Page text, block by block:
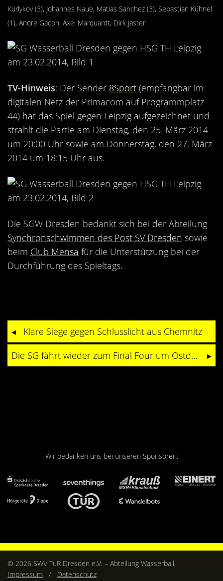
Kurlykov (3), Johannes Naue, Matias Sanchez (3), Sebastian Kühnel
(1), Andre Gacon, Axel Marquardt, Dirk Jaster
TV-Hinweis: Der Sender 8Sport (empfangbar im
digitalen Netz der Primacom auf Programmplatz
44) hat das Spiel gegen Leipzig aufgezeichnet und
strahlt die Partie am Dienstag, den 25. März 2014
um 20:00 Uhr sowie am Donnerstag, den 27. März
2014 um 18:15 Uhr aus.
Die SGW Dresden bedankt sich bei der Abteilung
Synchronschwimmen des Post SV Dresden sowie
beim Club Mensa für die Unterstützung bei der
Durchführung des Spieltags.
Klare Siege gegen Schlusslicht aus Chemnitz
Die SG fährt wieder zum Final Four um Ostdeutschen Wasserballpokal
Wir bedanken uns bei unseren Sponsoren:
© 2026 SWV TuR Dresden e.V. – Abteilung Wasserball
Impressum / Datenschutz